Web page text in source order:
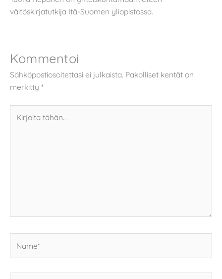
väitöskirjatutkija Itä-Suomen yliopistossa.
Kommentoi
Sähköpostiosoitettasi ei julkaista. Pakolliset kentät on
merkitty *
tähän..